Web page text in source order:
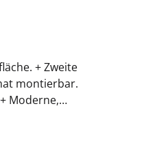
+ Zweite
montierbar.
Moderne,
Werkzeug